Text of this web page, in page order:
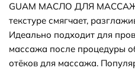
GUAM МАСЛО ДЛЯ
текстуре смягчает,
Идеально подходит для
массажа после процедуры
отёков для массажа.